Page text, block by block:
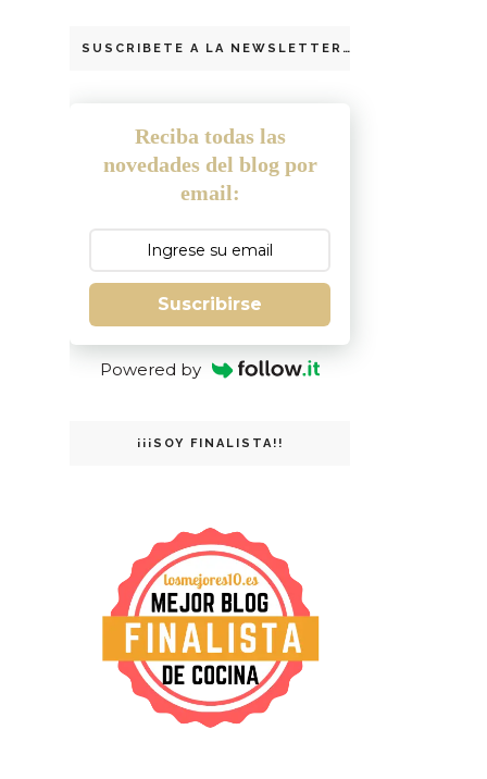
SUSCRIBETE A LA NEWSLETTER
Reciba todas las
novedades del blog por
email:
Suscribirse
Powered by
¡¡¡SOY FINALISTA!!